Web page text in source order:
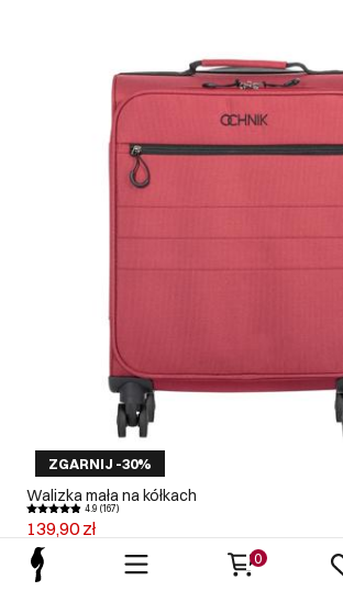
ZGARNIJ -30%
Walizka mała na kółkach
4.9 (167)
139,90 zł
149,90 zł najniższa cena z 30 dni przed obniżką
0